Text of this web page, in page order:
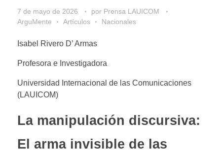
7 de mayo de 2026 por Prensa LAUICOM
ArguMente
Artículos Nacionales
Isabel Rivero D’ Armas
Profesora e Investigadora
Universidad Internacional de las Comunicaciones
(LAUICOM)
La manipulación discursiva:
El arma invisible de las